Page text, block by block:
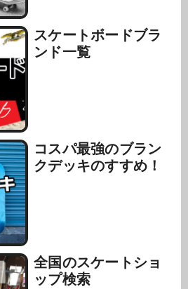
スケートボードブラ
ンド一覧
コスパ最強のブラン
クデッキのすすめ！
全国のスケートショ
ップ検索